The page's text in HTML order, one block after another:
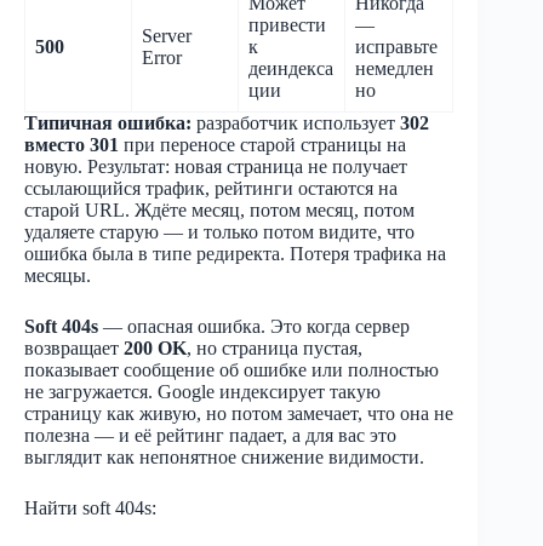
500
Server
Error
привести
к
деиндекса
ции
—
исправьте
немедлен
но
Типичная ошибка: разработчик использует 302
вместо 301 при переносе старой страницы на
новую. Результат: новая страница не получает
ссылающийся трафик, рейтинги остаются на
старой URL. Ждёте месяц, потом месяц, потом
удаляете старую — и только потом видите, что
ошибка была в типе редиректа. Потеря трафика на
месяцы.
Soft 404s — опасная ошибка. Это когда сервер
возвращает 200 OK, но страница пустая,
показывает сообщение об ошибке или полностью
не загружается. Google индексирует такую
страницу как живую, но потом замечает, что она не
полезна — и её рейтинг падает, а для вас это
выглядит как непонятное снижение видимости.
Найти soft 404s: